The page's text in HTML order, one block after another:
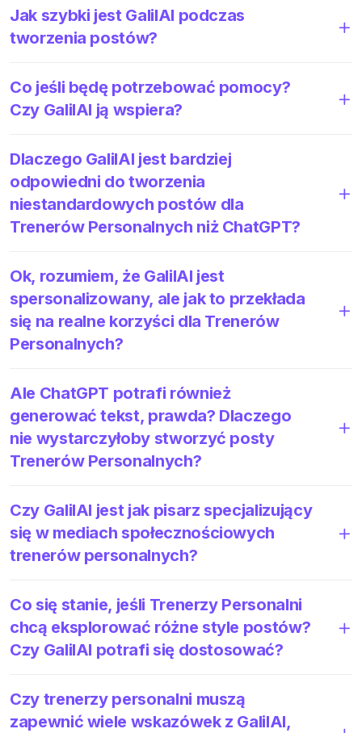
Jak szybki jest GalilAI podczas
tworzenia postów?
Co jeśli będę potrzebować pomocy?
Czy GalilAI ją wspiera?
Dlaczego GalilAI jest bardziej
odpowiedni do tworzenia
niestandardowych postów dla
Trenerów Personalnych niż ChatGPT?
Ok, rozumiem, że GalilAI jest
spersonalizowany, ale jak to przekłada
się na realne korzyści dla Trenerów
Personalnych?
Ale ChatGPT potrafi również
generować tekst, prawda? Dlaczego
nie wystarczyłoby stworzyć posty
Trenerów Personalnych?
Czy GalilAI jest jak pisarz specjalizujący
się w mediach społecznościowych
trenerów personalnych?
Co się stanie, jeśli Trenerzy Personalni
chcą eksplorować różne style postów?
Czy GalilAI potrafi się dostosować?
Czy trenerzy personalni muszą
zapewnić wiele wskazówek z GalilAI,